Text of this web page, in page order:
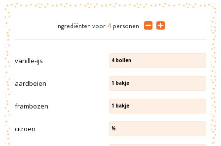
Ingrediënten voor 4 personen
vanille-ijs 4 bollen
aardbeien 1 bakje
frambozen 1 bakje
citroen ½